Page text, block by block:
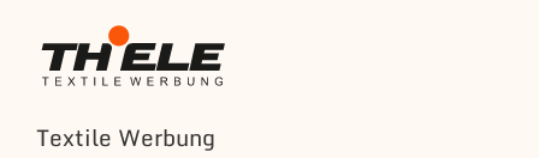
Textile Werbung